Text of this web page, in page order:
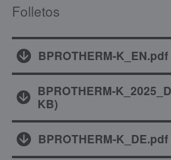
Folletos
BPROTHERM-K_EN.pdf
BPROTHERM-
KB)
BPROTHERM-K_DE.pdf